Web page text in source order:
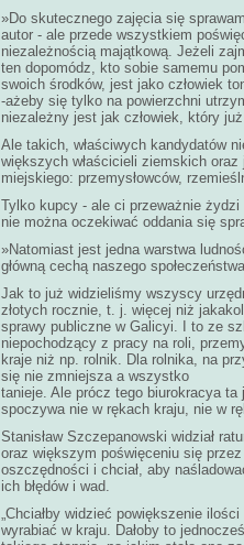
»Do skutecznego zajęcia się
autor - ale przede wszystkiem
niezależnością majątkową. Jeżeli
ten dopomódz, kto sobie samemu
swoich środków, jest jako człowiek
-ażeby się tylko na powierzchni
niezależny jest jak człowiek, który
Ale takich, właściwych kandydatów
większych właścicieli ziemskich
miejskiego: przemysłowców,
Tylko kupcy - ale ci przeważnie
nie można oczekiwać oddania się
»Natomiast jest jedna warstwa
główną cechą naszego
Jak to już widzieliśmy wszyscy
złotych rocznie, t. j. więcej niż
sprawy publiczne w Galicyi. I to ze
niepochodzący z pracy na roli,
kraje niż np. rolnik. Dla rolnika, na
się nie zmniejsza a wszystko
tanieje. Ale prócz tego biurokracya
spoczywa nie w rękach kraju, nie w
Stanisław Szczepanowski widział
oraz większym poświęceniu się
oszczędności i chciał, aby
ich błędów i wad.
„Chciałby widzieć powiększenie
wyrabiać w kraju. Dałoby to